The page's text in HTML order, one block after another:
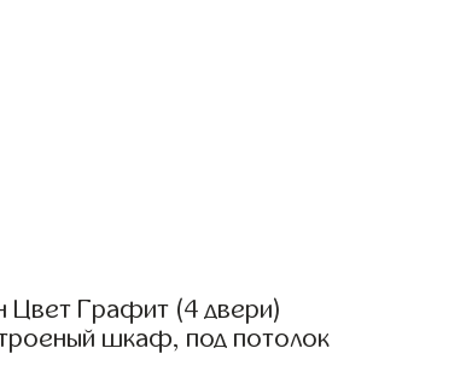
Графит (4 двери)
шкаф, под потолок